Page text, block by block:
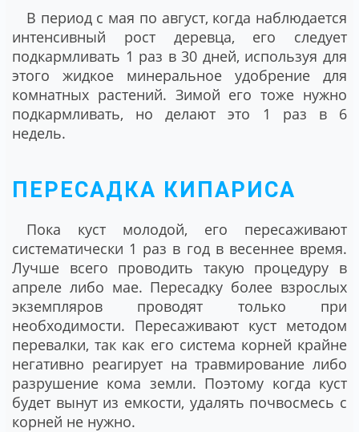
В период с мая по август, когда наблюдается
интенсивный рост деревца, его следует
подкармливать 1 раз в 30 дней, используя для
этого жидкое минеральное удобрение для
комнатных растений. Зимой его тоже нужно
подкармливать, но делают это 1 раз в 6
недель.
ПЕРЕСАДКА КИПАРИСА
Пока куст молодой, его пересаживают
систематически 1 раз в год в весеннее время.
Лучше всего проводить такую процедуру в
апреле либо мае. Пересадку более взрослых
экземпляров проводят только при
необходимости. Пересаживают куст методом
перевалки, так как его система корней крайне
негативно реагирует на травмирование либо
разрушение кома земли. Поэтому когда куст
будет вынут из емкости, удалять почвосмесь с
корней не нужно.